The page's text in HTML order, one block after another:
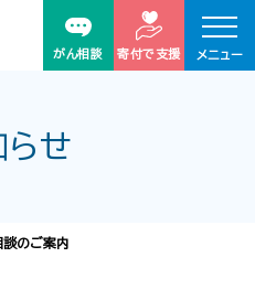
がん相談 寄付で支援 メニュー
らせ
談のご案内